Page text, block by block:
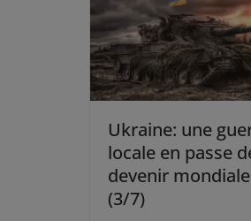
Ukraine: une
locale en passe
devenir
(3/7)